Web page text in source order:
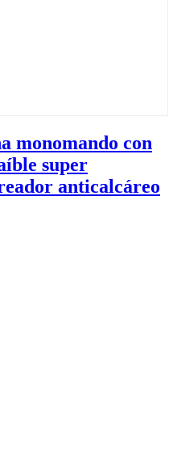
monomando con
super
anticalcáreo